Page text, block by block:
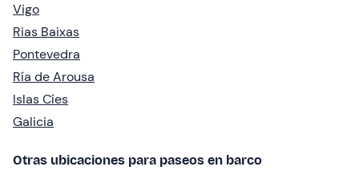
Vigo
Rias Baixas
Pontevedra
Ría de Arousa
Islas Cíes
Galicia
Otras ubicaciones para paseos en barco